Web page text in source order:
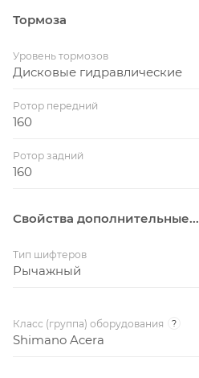
Тормоза
Уровень тормозов
Дисковые гидравлические
Ротор передний
160
Ротор задний
160
Свойства дополнительные...
Тип шифтеров
Рычажный
Класс (группа) оборудования ?
Shimano Acera